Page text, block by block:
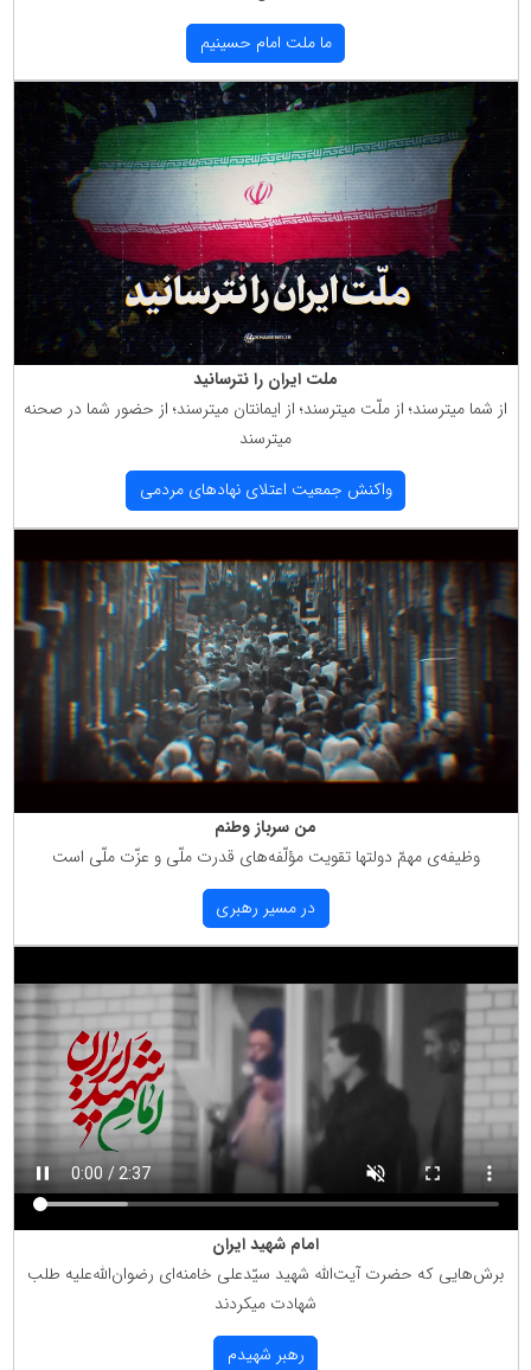
ما ملت امام حسینیم
ملت ایران را نترسانید
از شما میترسند؛ از ملّت میترسند؛ از ایمانتان میترسند؛ از حضور شما در صحنه
میترسند
واكنش جمعیت اعتلای نهادهای مردمی
من سرباز وطنم
وظیفه‌ی مهمّ دولتها تقویت مؤلّفه‌های قدرت ملّی و عزّت ملّی است
در مسیر رهبری
امام شهید ایران
برش‌هایی كه حضرت آیت‌الله شهید سیّدعلی خامنه‌ای رضوان‌الله‌علیه طلب
شهادت میكردند
رهبر شهیدم